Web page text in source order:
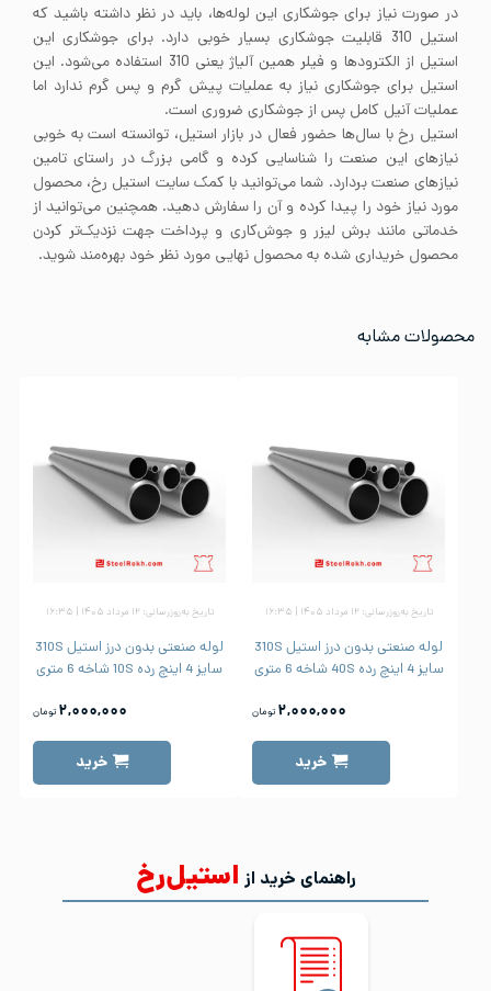
در صورت نیاز برای جوشکاری این لوله‌ها، باید در نظر داشته باشید که
استیل 310 قابلیت جوشکاری بسیار خوبی دارد. برای جوشکاری این
استیل از الکترودها و فیلر همین آلیاژ یعنی 310 استفاده می‌شود. این
استیل برای جوشکاری نیاز به عملیات پیش گرم و پس گرم ندارد اما
عملیات آنیل کامل پس از جوشکاری ضروری است.
استیل رخ با سال‌ها حضور فعال در بازار استیل، توانسته است به خوبی
نیاز‌های این صنعت را شناسایی کرده و گامی بزرگ در راستای تامین
نیاز‌های صنعت بردارد. شما می‌توانید با کمک سایت استیل رخ، محصول
مورد نیاز خود را پیدا کرده و آن‌ را سفارش دهید. همچنین می‌توانید از
خدماتی مانند برش لیزر و جوش‌کاری و پرداخت جهت نزدیک‌تر کردن
محصول خریداری شده به محصول نهایی مورد نظر خود بهره‌مند شوید.
محصولات مشابه
تاریخ به‌روزرسانی: ۱۲ مرداد ۱۴۰۵ | ۱۶:۳۵
لوله صنعتی بدون درز استیل 310S
سایز 4 اینچ رده 40S شاخه 6 متری
۲,۰۰۰,۰۰۰ تومان
خرید
تاریخ به‌روزرسانی: ۱۲ مرداد ۱۴۰۵ | ۱۶:۳۵
لوله صنعتی بدون درز استیل 310S
سایز 4 اینچ رده 10S شاخه 6 متری
۲,۰۰۰,۰۰۰ تومان
خرید
راهنمای خرید از استیل‌رخ